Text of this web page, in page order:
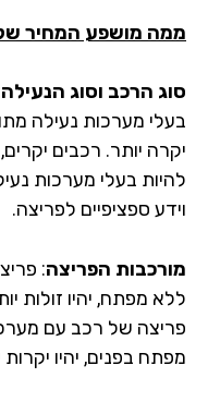
מושפע המחיר של
הרכב וסוג הנעילה:
מערכות נעילה
יותר. רכבים יקרים, כמו
בעלי מערכות נעילה
ספציפיים לפריצה.
הפריצה: פריצות
מפתח, יהיו זולות יותר.
של רכב עם מערכת
בפנים, יהיו יקרות יותר.